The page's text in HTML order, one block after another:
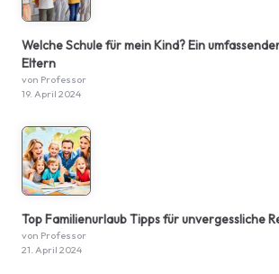
Welche Schule für mein Kind? Ein
Eltern
von Professor
19. April 2024
Top Familienurlaub Tipps für unvergessliche
von Professor
21. April 2024